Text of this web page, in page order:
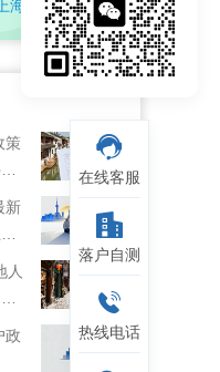
海条件自测
策
新
人
政
在线客服
落户自测
热线电话